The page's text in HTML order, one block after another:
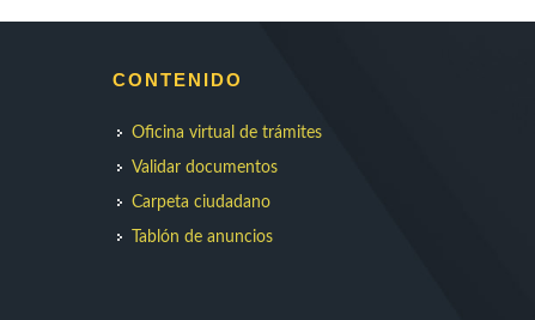
CONTENIDO
Oficina virtual de trámites
Validar documentos
Carpeta ciudadano
Tablón de anuncios